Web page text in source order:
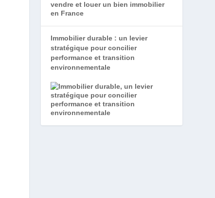
Immobilier durable : un levier
stratégique pour concilier
performance et transition
environnementale